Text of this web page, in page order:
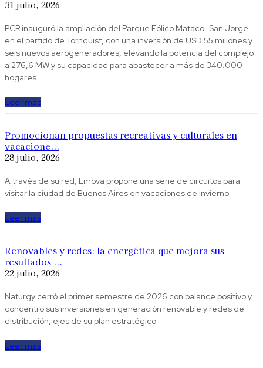
31 julio, 2026
PCR inauguró la ampliación del Parque Eólico Mataco–San Jorge,
en el partido de Tornquist, con una inversión de USD 55 millones y
seis nuevos aerogeneradores, elevando la potencia del complejo
a 276,6 MW y su capacidad para abastecer a más de 340.000
hogares
Leer más
Promocionan propuestas recreativas y culturales en
vacacione...
28 julio, 2026
A través de su red, Emova propone una serie de circuitos para
visitar la ciudad de Buenos Aires en vacaciones de invierno
Leer más
Renovables y redes: la energética que mejora sus
resultados ...
22 julio, 2026
Naturgy cerró el primer semestre de 2026 con balance positivo y
concentró sus inversiones en generación renovable y redes de
distribución, ejes de su plan estratégico
Leer más